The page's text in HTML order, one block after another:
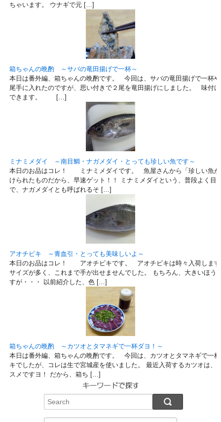
ちゃいます。 ウナギで元 […]
箱ちゃんの晩酌 ～サバの竜田揚げで一杯～
本日は番外編、箱ちゃんの晩酌です。 今回は、サバの竜田揚げで一杯
尾手に入れたのですが、思い付きで２尾を竜田揚げにしました。 味付
できます。 […]
ミナミメダイ ～南目鯛・ナガメダイ・とっても珍しい魚です～
本日のお品はコレ！ ミナミメダイです。 魚屋さんから「珍しい魚が
けられたものだから、早速ゲット！！ ミナミメダイという、普段よく目
で、ナガメダイとも呼ばれるそ […]
アオチビキ ～青血引・とっても美味しいよ～
本日のお品はコレ！ アオチビキです。 アオチビキは時々入荷します
サイズが多く、これまで手が出せませんでした。 もちろん、大きいほう
すが・・・ 以前紹介した、色 […]
箱ちゃんの晩酌 ～カツオとタマネギで一杯ダヨ！～
本日は番外編、箱ちゃんの晩酌です。 今回は、カツオとタマネギで一
キでしたが、コレは生で宮城産を使いました。 最近入荷するカツオは、
スメですヨ！ だから、箱ち […]